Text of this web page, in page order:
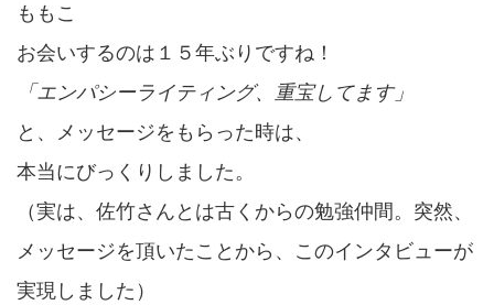
ももこ
お会いするのは１５年ぶりですね！
「エンパシーライティング、重宝してます」
と、メッセージをもらった時は、
本当にびっくりしました。
（実は、佐竹さんとは古くからの勉強仲間。突然、
メッセージを頂いたことから、このインタビューが
実現しました）